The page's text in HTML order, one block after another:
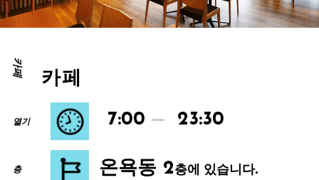
카페 카페
열기 7:00 23:30
층 온욕동 2층에 있습니다.